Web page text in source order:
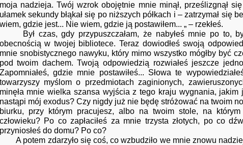
moja nadzieja. Twój wzrok obojętnie mnie minął, prześlizgnął
ułamek sekundy błąkał się po niższych półkach i – zatrzymał się
wiem, gdzie jest... Nie wiem, gdzie ją postawiłem... „ – rzekłeś.
Był czas, gdy przypuszczałam, że nabyłeś mnie po to,
obecnością w twojej bibliotece. Teraz dowiodłeś swoją
mnie snobistycznego nawyku, który mimo wszystko mógłby być
pod twoim dachem. Twoją odpowiedzią rozwiałeś jeszcze
Zapomniałeś, gdzie mnie postawiłeś... Słowa te
towarzyszy myślom o przedmiotach zaginionych,
minęła mnie wielka szansa wyjścia z tego kraju wygnania,
nastąpi mój exodus? Czy nigdy już nie będę stróżować na twoim
biurku, przy którym pracujesz, albo na twoim stole, na
człowieku? Po co zapłaciłeś za mnie trzysta złotych, po co
przyniosłeś do domu? Po co?
A potem zdarzyło się coś, co wzbudziło we mnie znowu